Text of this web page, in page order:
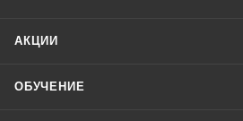
АКЦИИ
ОБУЧЕНИЕ